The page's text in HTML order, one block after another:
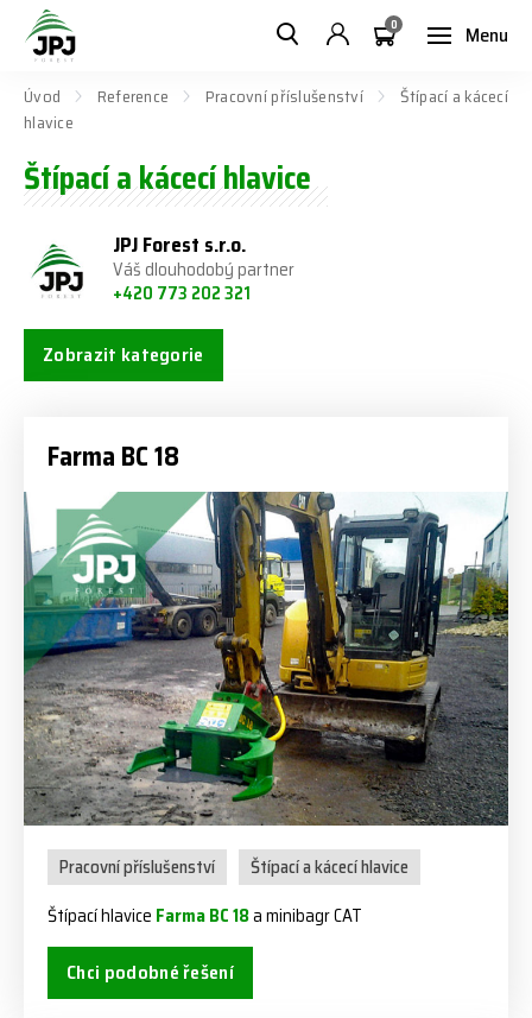
Menu
0
Úvod Reference Pracovní příslušenství
Štípací a kácecí
hlavice
Štípací a kácecí hlavice
JPJ Forest s.r.o.
Váš dlouhodobý partner
+420 773 202 321
Zobrazit kategorie
Farma BC 18
Pracovní příslušenství
Štípací a kácecí hlavice
Štípací hlavice Farma BC 18a minibagr CAT
Chci podobné řešení